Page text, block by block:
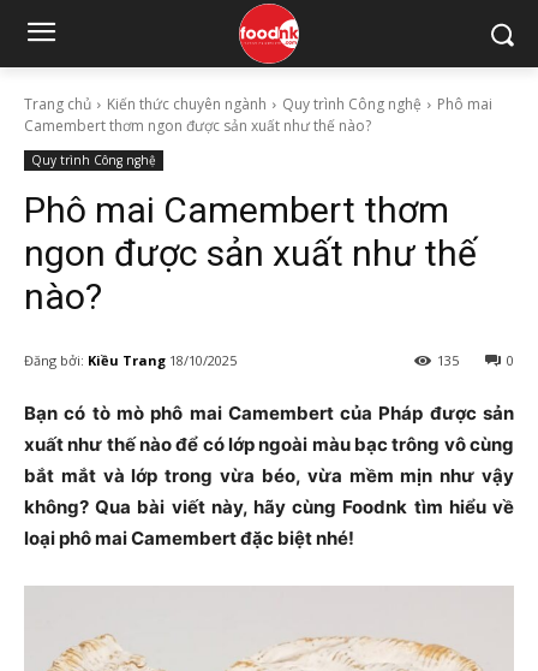
Trang chủ Kiến thức chuyên ngành Quy trình Công nghệ
Phô mai
Camembert thơm ngon được sản xuất như thế nào?
Quy trình Công nghệ
Phô mai Camembert thơm
ngon được sản xuất như thế
nào?
Đăng bởi: Kiều Trang 18/10/2025 0
135
Bạn có tò mò phô mai Camembert của Pháp được sản
xuất như thế nào để có lớp ngoài màu bạc trông vô cùng
bắt mắt và lớp trong vừa béo, vừa mềm mịn như vậy
không? Qua bài viết này, hãy cùng Foodnk tìm hiểu về
loại phô mai Camembert đặc biệt nhé!